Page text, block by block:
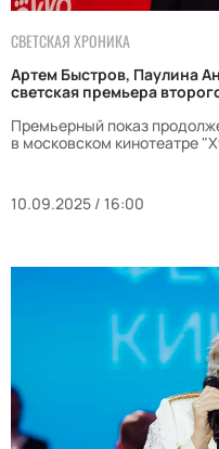
СВЕТСКАЯ ХРОНИКА
Артем Быстров, Паулина
светская премьера
Премьерный показ
в московском кинотеатре
10.09.2025 / 16:00